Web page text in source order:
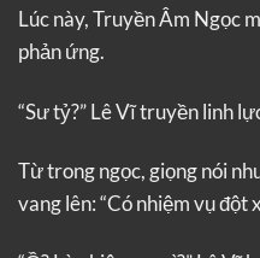
Lúc này, Truyền Âm Ngọc
phản ứng.
“Sư tỷ?” Lê Vĩ truyền linh
Từ trong ngọc, giọng nói
vang lên: “Có nhiệm vụ đột